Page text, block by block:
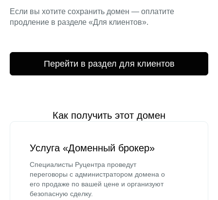
Если вы хотите сохранить домен — оплатите
продление в разделе «Для клиентов».
Перейти в раздел для клиентов
Как получить этот домен
Услуга «Доменный брокер»
Специалисты Руцентра проведут
переговоры с администратором домена о
его продаже по вашей цене и организуют
безопасную сделку.